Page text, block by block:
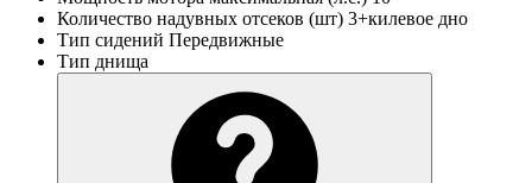
Количество надувных отсеков (шт) 3+килевое дно
Тип сидений Передвижные
Тип днища